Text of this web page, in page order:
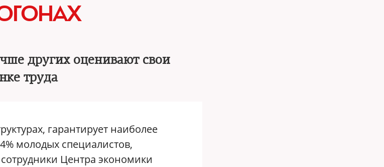
других оценивают свои
труда
гарантирует наиболее
молодых специалистов,
Центра экономики